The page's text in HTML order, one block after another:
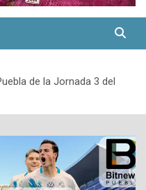
de la Jornada 3 del